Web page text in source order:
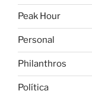
Peak Hour
Personal
Philanthros
Política